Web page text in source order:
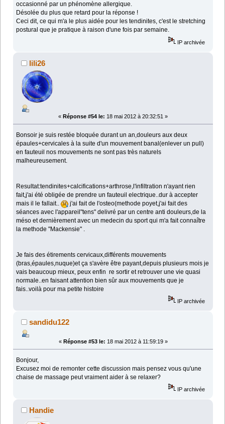
occasionné par un phénomène allergique.
Désolée du plus que retard pour la réponse !
Ceci dit, ce qui m'a le plus aidée pour les tendinites, c'est le stretching
postural que je pratique à raison d'une fois par semaine.
IP archivée
lili26
« Réponse #54 le: 18 mai 2012 à 20:32:51 »
Bonsoir je suis restée bloquée durant un an,douleurs aux deux
épaules+cervicales à la suite d'un mouvement banal(enlever un pull)
en fauteuil nos mouvements ne sont pas très naturels
malheureusement.
Resultat:tendinites+calcifications+arthrose,l'infiltration n'ayant rien
fait,j'ai été obligée de prendre un fauteuil electrique..dur à accepter
mais il le fallait..
j'ai fait de l'osteo(methode poyet,j'ai fait des
séances avec l'appareil"tens" delivré par un centre anti douleurs,de la
méso et dernièrement avec un medecin du sport qui m'a fait connaître
la methode "Mackensie" .
Je fais des étirements cervicaux,différents mouvements
(bras,épaules,nuque)et ça s'avère être payant,depuis plusieurs mois je
vais beaucoup mieux, peux enfin re sortir et retrouver une vie quasi
normale..en faisant attention bien sûr aux mouvements que je
fais..voilà pour ma petite histoire
IP archivée
sandidu122
« Réponse #53 le: 18 mai 2012 à 11:59:19 »
Bonjour,
Excusez moi de remonter cette discussion mais pensez vous qu'une
chaise de massage peut vraiment aider à se relaxer?
IP archivée
Handie